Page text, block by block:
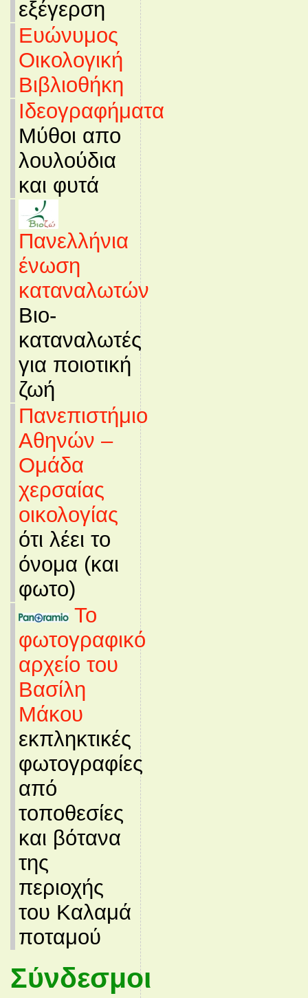
εξέγερση
Ευώνυμος
Οικολογική
Βιβλιοθήκη
Ιδεογραφήματα
Μύθοι απο
λουλούδια
και φυτά
Πανελλήνια
ένωση
καταναλωτών
Βιο-
καταναλωτές
για ποιοτική
ζωή
Πανεπιστήμιο
Αθηνών –
Ομάδα
χερσαίας
οικολογίας
ότι λέει το
όνομα (και
φωτο)
Το
φωτογραφικό
αρχείο του
Βασίλη
Μάκου
εκπληκτικές
φωτογραφίες
από
τοποθεσίες
και βότανα
της
περιοχής
του Καλαμά
ποταμού
Σύνδεσμοι